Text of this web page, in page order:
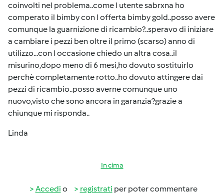
coinvolti nel problema..come l utente sabrxna ho
comperato il bimby con l offerta bimby gold..posso avere
comunque la guarnizione di ricambio?..speravo di iniziare
a cambiare i pezzi ben oltre il primo (scarso) anno di
utilizzo...con l occasione chiedo un altra cosa..il
misurino,dopo meno di 6 mesi,ho dovuto sostituirlo
perchè completamente rotto..ho dovuto attingere dai
pezzi di ricambio..posso averne comunque uno
nuovo,visto che sono ancora in garanzia?grazie a
chiunque mi risponda..
Linda
In cima
Accedi o registrati per poter commentare